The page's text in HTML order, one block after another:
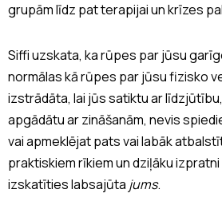
grupām līdz pat terapijai un krīzes
Siffi uzskata, ka rūpes par jūsu
normālas kā rūpes par jūsu fizisko
izstrādāta, lai jūs satiktu ar
apgādātu ar zināšanām, nevis
vai apmeklējat pats vai labāk
praktiskiem rīkiem un dziļāku
izskatīties labsajūta jums.